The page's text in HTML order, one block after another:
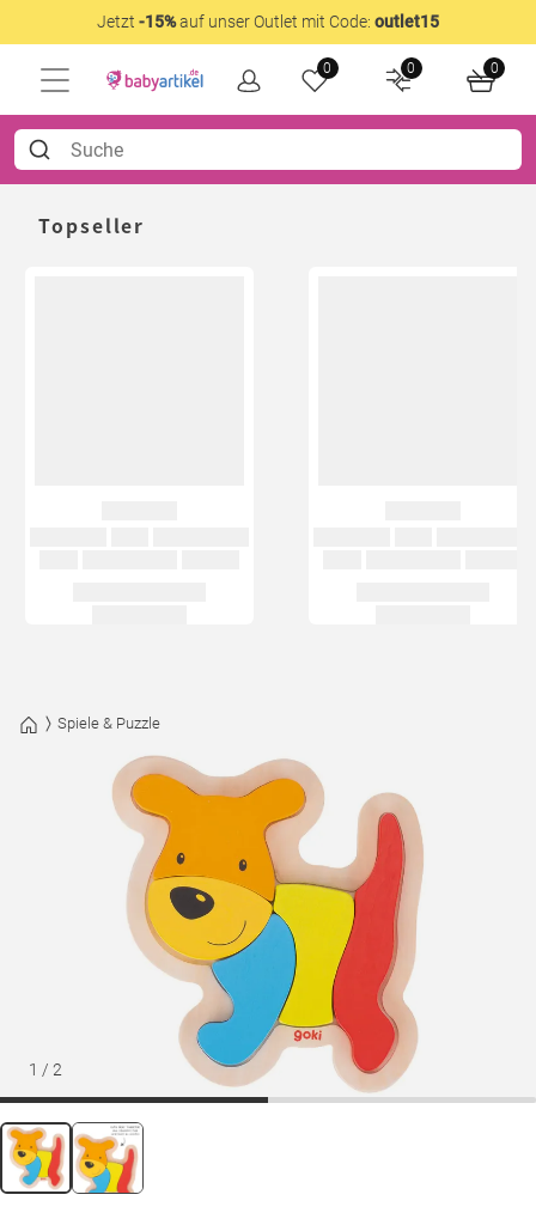
Jetzt -15%auf unser Outlet mit Code: outlet15
0 0 0
Topseller
Spiele & Puzzle
1 / 2